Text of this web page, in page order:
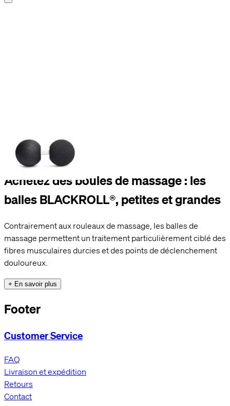
Duoflex 12
CHF 39.90
Achetez des boules de massage : les
balles BLACKROLL®, petites et grandes
Contrairement aux rouleaux de massage, les balles de
massage permettent un traitement particulièrement ciblé des
fibres musculaires durcies et des points de déclenchement
douloureux.
+ En savoir plus
Footer
Customer Service
FAQ
Livraison et expédition
Retours
Contact